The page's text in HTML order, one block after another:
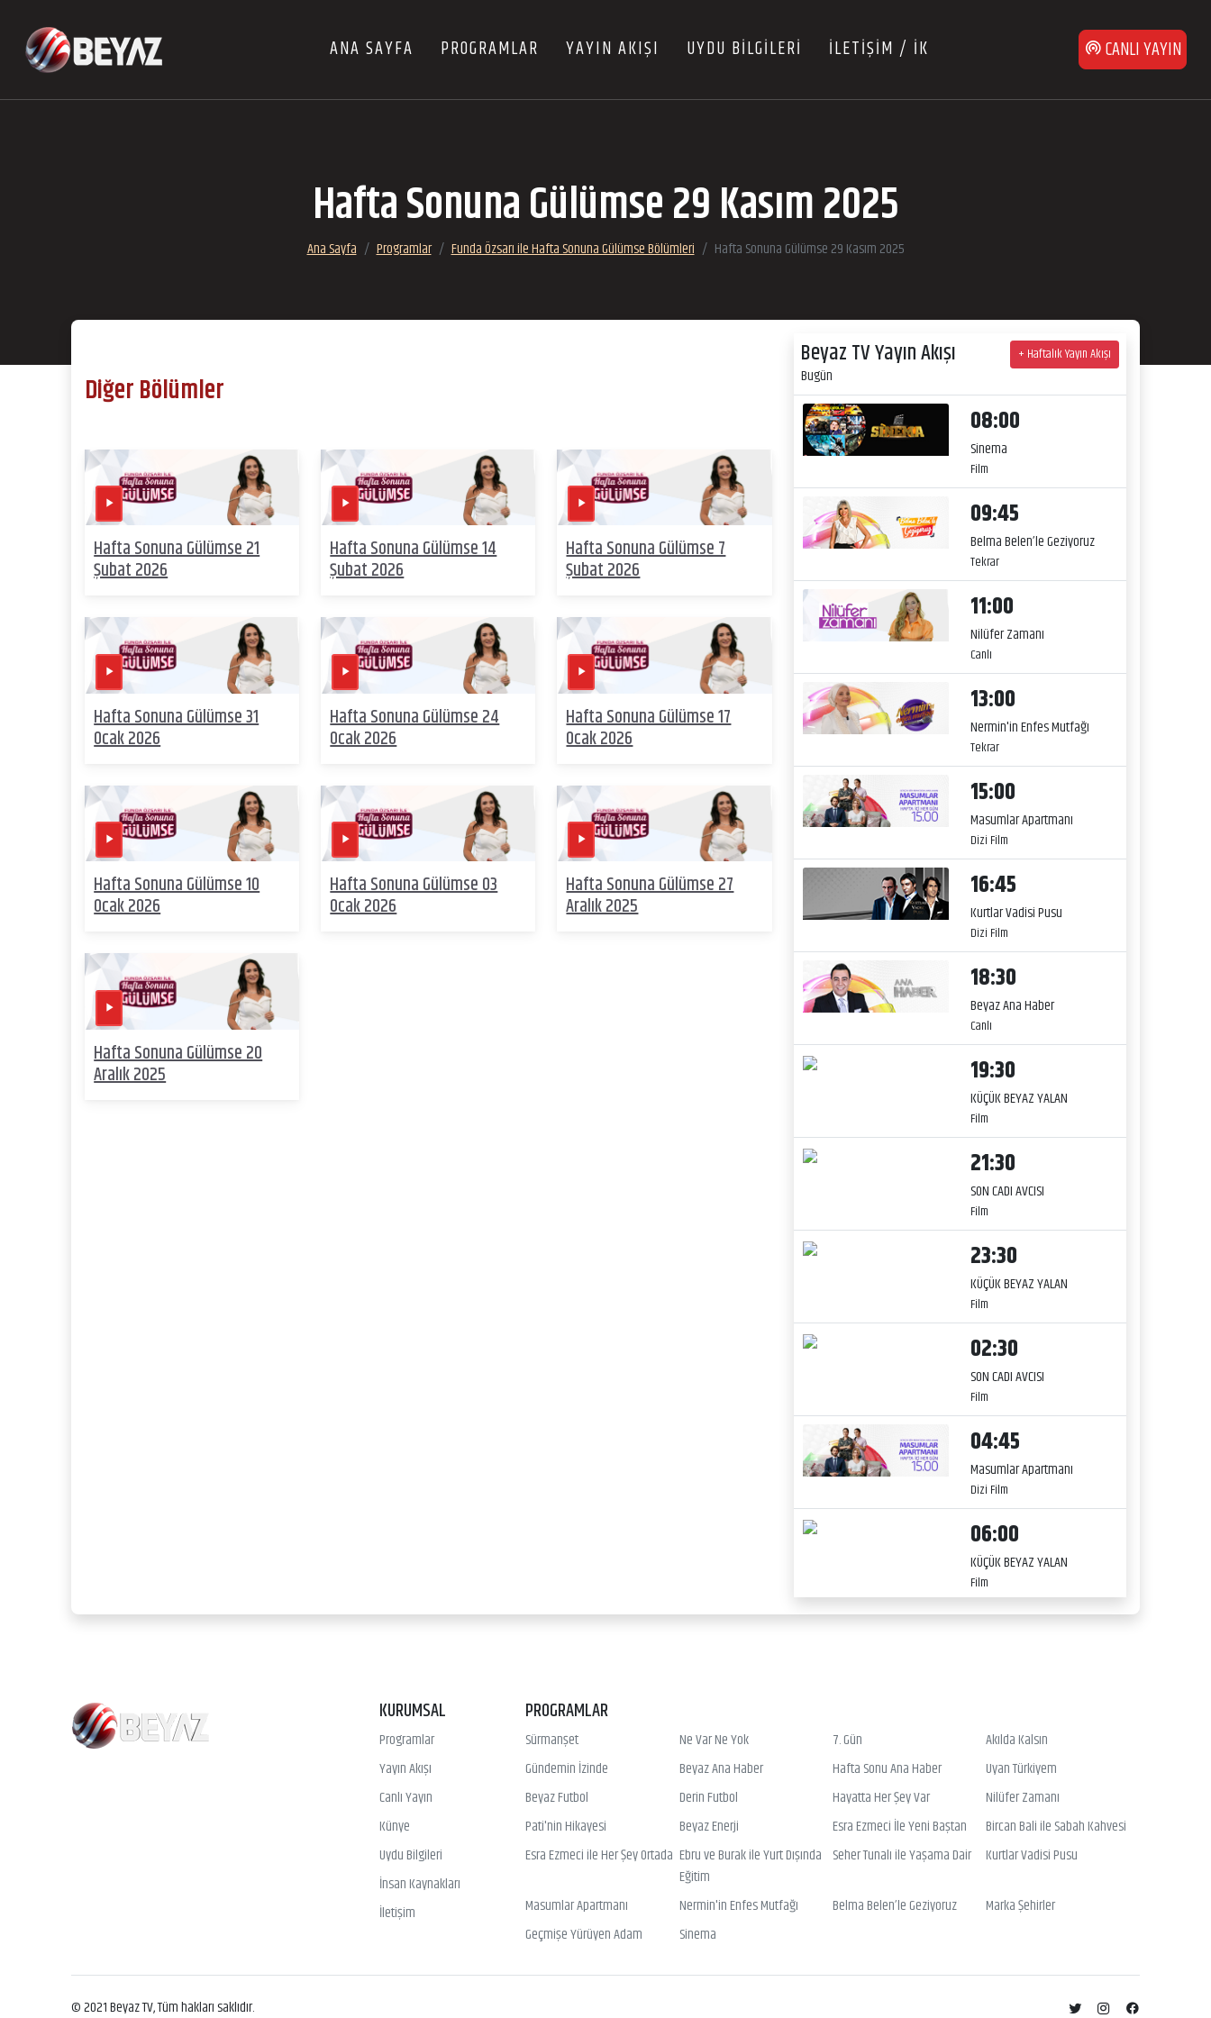
ANA SAYFA PROGRAMLAR YAYIN AKIŞI UYDU BİLGİLERİ İLETİŞİM / İK CANLI YAYIN
Hafta Sonuna Gülümse 29 Kasım 2025
Ana Sayfa Programlar Funda Özsarı ile Hafta Sonuna Gülümse Bölümleri Hafta Sonuna Gülümse 29 Kasım 2025
Diğer Bölümler
Hafta Sonuna Gülümse 21
Şubat 2026
Hafta Sonuna Gülümse 14
Şubat 2026
Hafta Sonuna Gülümse 7
Şubat 2026
Hafta Sonuna Gülümse 31
Ocak 2026
Hafta Sonuna Gülümse 24
Ocak 2026
Hafta Sonuna Gülümse 17
Ocak 2026
Hafta Sonuna Gülümse 10
Ocak 2026
Hafta Sonuna Gülümse 03
Ocak 2026
Hafta Sonuna Gülümse 27
Aralık 2025
Hafta Sonuna Gülümse 20
Aralık 2025
Beyaz TV Yayın Akışı
Bugün
+ Haftalık Yayın Akışı
08:00
Sinema
Film
09:45
Belma Belen’le Geziyoruz
Tekrar
11:00
Nilüfer Zamanı
Canlı
13:00
Nermin'in Enfes Mutfağı
Tekrar
15:00
Masumlar Apartmanı
Dizi Film
16:45
Kurtlar Vadisi Pusu
Dizi Film
18:30
Beyaz Ana Haber
Canlı
19:30
KÜÇÜK BEYAZ YALAN
Film
21:30
SON CADI AVCISI
Film
23:30
KÜÇÜK BEYAZ YALAN
Film
02:30
SON CADI AVCISI
Film
04:45
Masumlar Apartmanı
Dizi Film
06:00
KÜÇÜK BEYAZ YALAN
Film
KURUMSAL
Programlar
Yayın Akışı
Canlı Yayın
Künye
Uydu Bilgileri
İnsan Kaynakları
İletişim
PROGRAMLAR
Sürmanşet Ne Var Ne Yok 7. Gün
Akılda Kalsın
Gündemin İzinde
Beyaz Ana Haber Hafta Sonu Ana Haber
Uyan Türkiyem
Beyaz Futbol
Derin Futbol Hayatta Her Şey Var
Nilüfer Zamanı
Pati'nin Hikayesi
Beyaz Enerji Esra Ezmeci İle Yeni Baştan
Bircan Bali ile Sabah Kahvesi
Esra Ezmeci ile Her Şey Ortada Ebru ve Burak ile Yurt Dışında
Eğitim
Seher Tunalı ile Yaşama Dair Kurtlar Vadisi Pusu
Masumlar Apartmanı Nermin'in Enfes Mutfağı Belma Belen’le Geziyoruz
Marka Şehirler
Geçmişe Yürüyen Adam
Sinema
© 2021 Beyaz TV, Tüm hakları saklıdır.